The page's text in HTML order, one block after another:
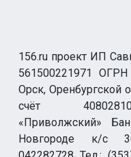
156.ru проект ИП
561500221971
Орск, Оренбургской
счёт
«Приволжский»
Новгороде к/с